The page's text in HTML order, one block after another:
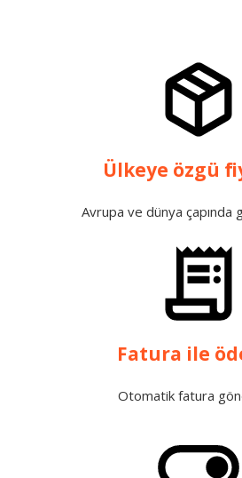
Ülkeye özgü
Avrupa ve dünya çapında
Fatura ile
Otomatik fatura